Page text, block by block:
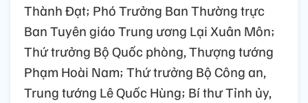
Thành Đạt; Phó Trưởng Ban Thường trực
Ban Tuyên giáo Trung ương Lại Xuân Môn;
Thứ trưởng Bộ Quốc phòng, Thượng tướng
Phạm Hoài Nam; Thứ trưởng Bộ Công an,
Trung tướng Lê Quốc Hùng; Bí thư Tỉnh ủy,